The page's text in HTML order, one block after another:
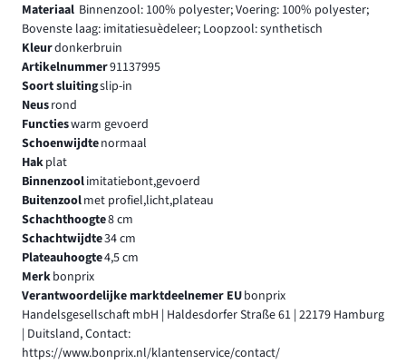
Materiaal Binnenzool: 100% polyester; Voering: 100% polyester;
Bovenste laag: imitatiesuèdeleer; Loopzool: synthetisch
Kleurdonkerbruin
Artikelnummer91137995
Soort sluitingslip-in
Neusrond
Functieswarm gevoerd
Schoenwijdtenormaal
Hakplat
Binnenzoolimitatiebont,gevoerd
Buitenzoolmet profiel,licht,plateau
Schachthoogte8 cm
Schachtwijdte34 cm
Plateauhoogte4,5 cm
Merkbonprix
Verantwoordelijke marktdeelnemer EUbonprix
Handelsgesellschaft mbH | Haldesdorfer Straße 61 | 22179 Hamburg
| Duitsland, Contact:
https://www.bonprix.nl/klantenservice/contact/